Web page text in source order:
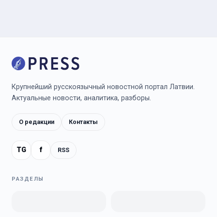
Крупнейший русскоязычный новостной портал Латвии.
Актуальные новости, аналитика, разборы.
О редакции Контакты
TG f RSS
РАЗДЕЛЫ